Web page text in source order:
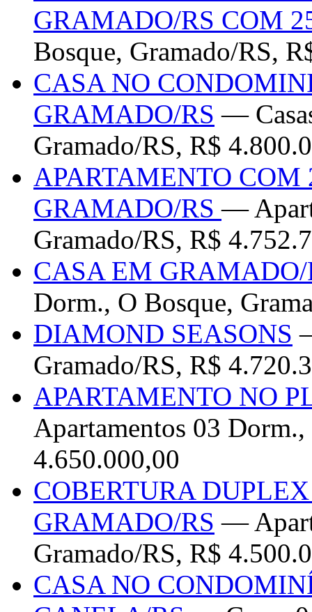
GRAMADO/RS COM
Bosque, Gramado/RS,
CASA NO
GRAMADO/RS —
Gramado/RS, R$
APARTAMENTO COM
GRAMADO/RS—
Gramado/RS, R$
CASA EM GRAMADO/
Dorm., O Bosque,
DIAMOND SEASONS
Gramado/RS, R$
APARTAMENTO NO
Apartamentos 03
4.650.000,00
COBERTURA
GRAMADO/RS —
Gramado/RS, R$
CASA NO